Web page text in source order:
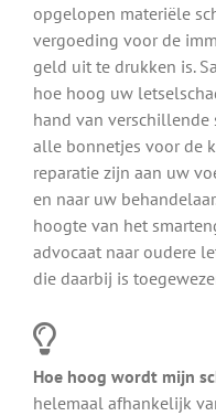
opgelopen materiële
vergoeding voor de
geld uit te drukken is.
hoe hoog uw
hand van verschillende
alle bonnetjes voor de
reparatie zijn aan uw
en naar uw
hoogte van het
advocaat naar oudere
die daarbij is
Hoe hoog wordt mijn
helemaal afhankelijk